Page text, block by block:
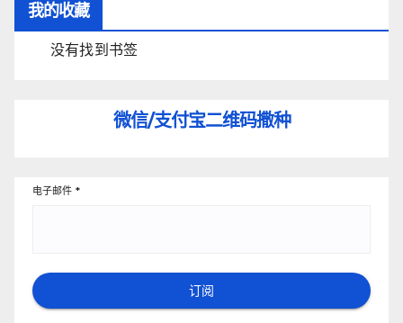
我的收藏
没有找到书签
微信/支付宝二维码撒种
电子邮件 *
订阅